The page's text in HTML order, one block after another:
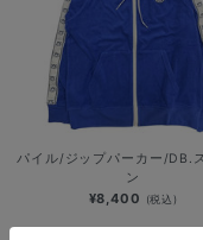
パイル/ジップパーカー/DB.
ン
¥8,400 (税込)